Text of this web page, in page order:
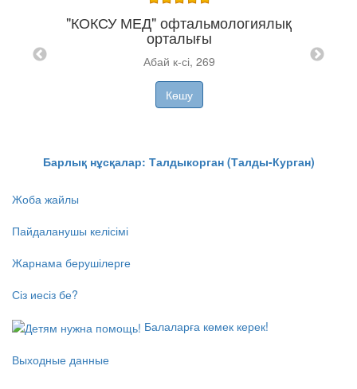
"КОКСУ МЕД" офтальмологиялық
орталығы
Абай к-сі, 269
Көшу
Барлық нұсқалар: Талдыкорган (Талды-Курган)
Жоба жайлы
Пайдаланушы келісімі
Жарнама берушілерге
Сіз иесіз бе?
Балаларға көмек керек!
Выходные данные